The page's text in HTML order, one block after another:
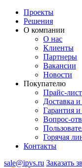
Проекты
Решения
О компании
О нас
Клиенты
Партнеры
Вакансии
Новости
Покупателю
Прайс-лист
Доставка и
Гарантия
Вопрос-
Горячая
Контакты
sale@ipvs.ru Заказать